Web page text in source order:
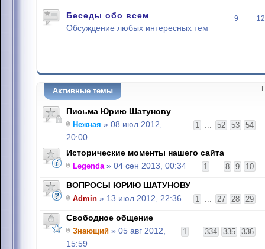
Беседы обо всем
Обсуждение любых интересных тем
9
Активные темы
Письма Юрию Шатунову
1 ... 52 53 54
Нежная » 08 июл 2012,
20:00
Исторические моменты нашего сайта
1 ... 8 9 10
Legenda» 04 сен 2013, 00:34
ВОПРОСЫ ЮРИЮ ШАТУНОВУ
1 ... 27 28 29
Admin » 13 июл 2012, 22:36
Свободное общение
1 ... 334 335 336
Знающий » 05 авг 2012,
15:59